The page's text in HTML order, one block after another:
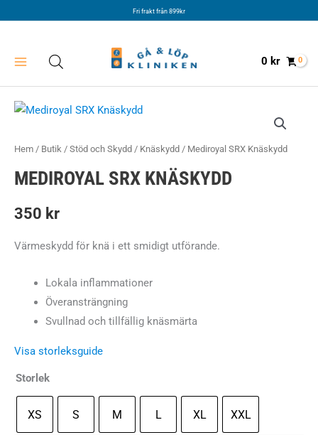
Fri frakt från 899kr
0 kr
Hem / Butik / Stöd och Skydd / Knäskydd / Mediroyal SRX Knäskydd
MEDIROYAL SRX KNÄSKYDD
350 kr
Värmeskydd för knä i ett smidigt utförande.
Lokala inflammationer
Överansträngning
Svullnad och tillfällig knäsmärta
Visa storleksguide
Storlek
XS S M L XL XXL